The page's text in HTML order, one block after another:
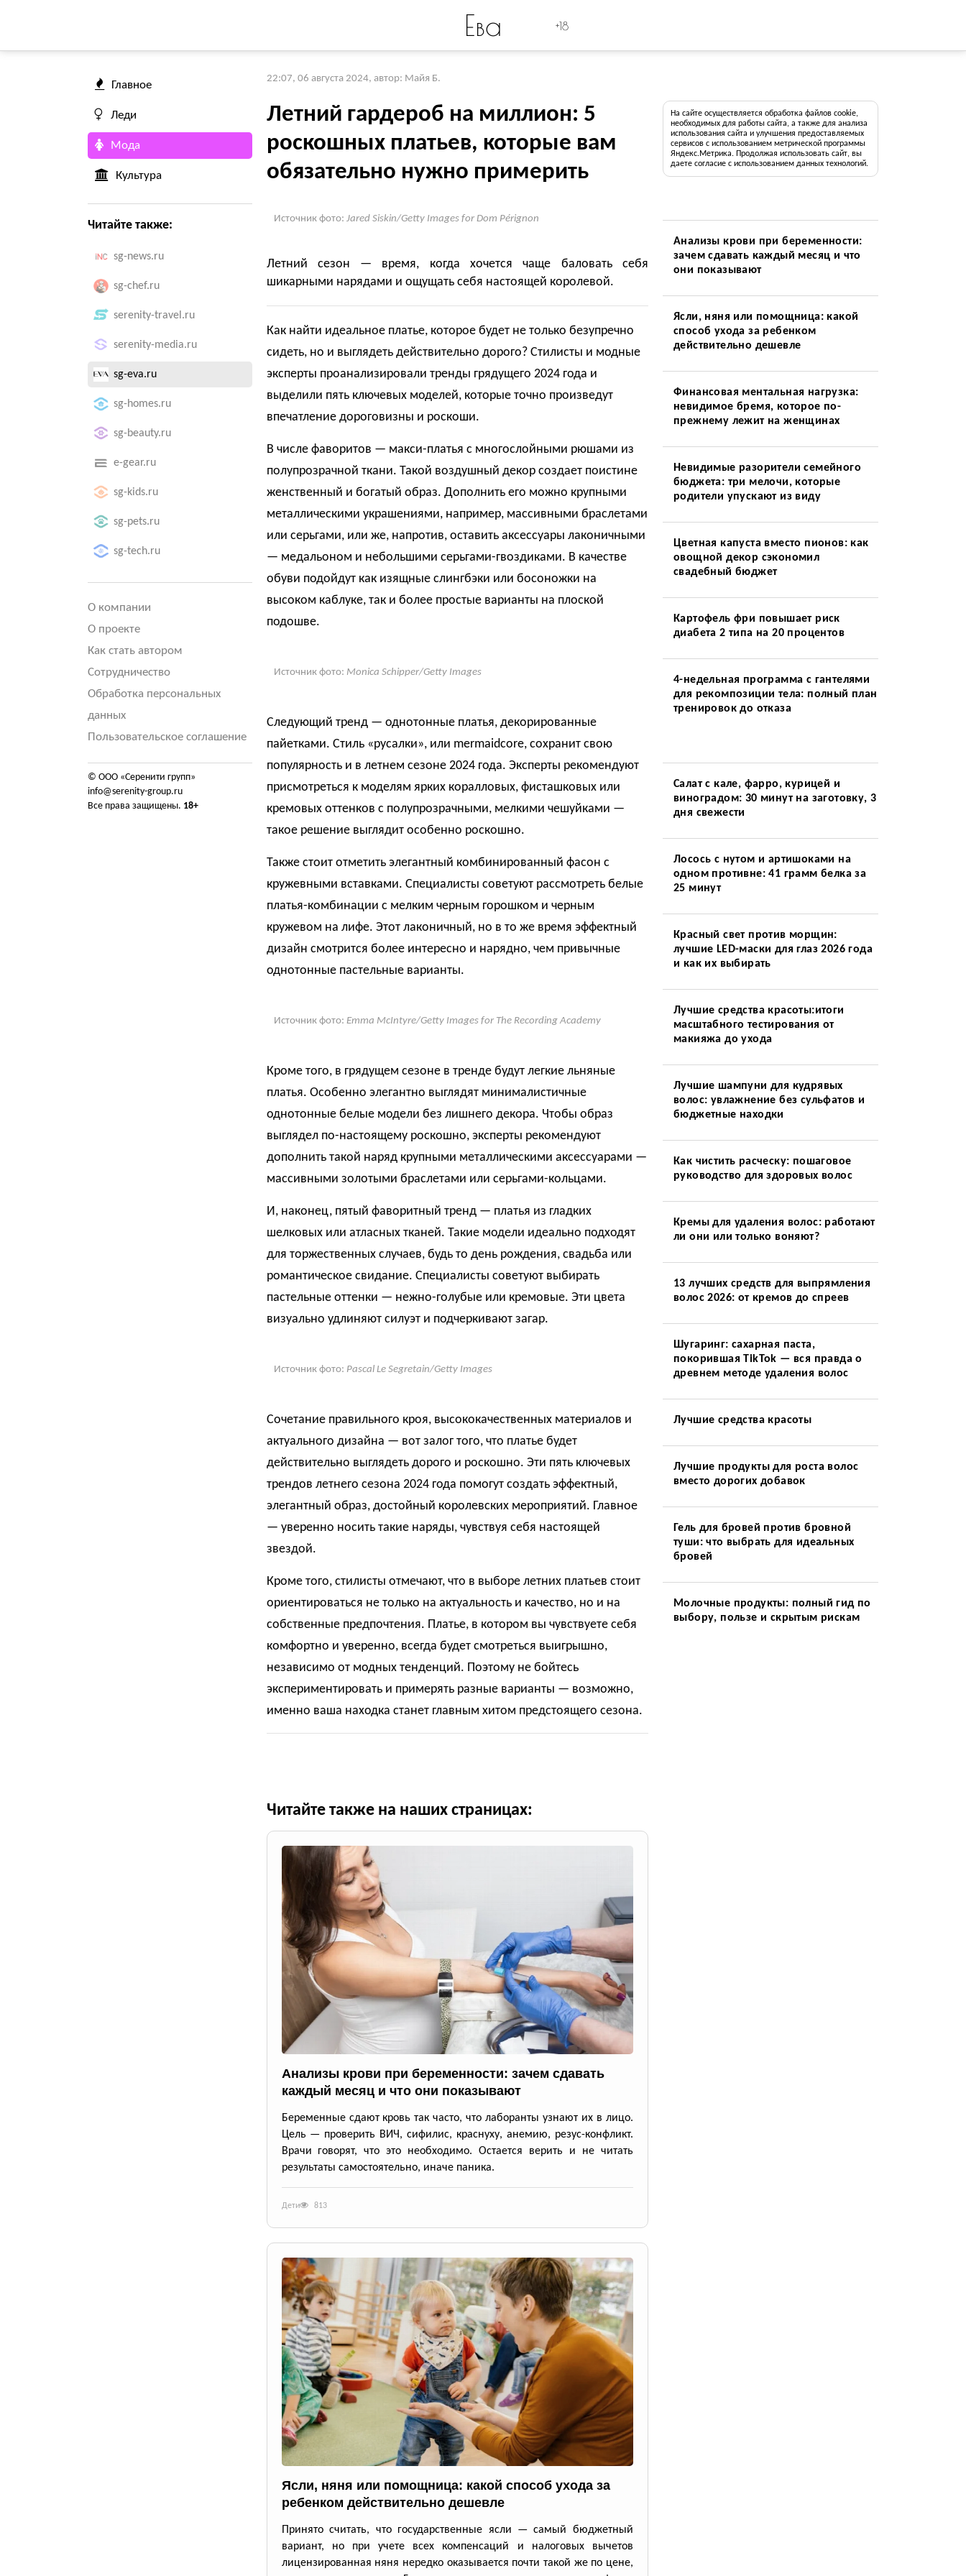
Ева +18
Главное
Леди
Мода
Культура
Читайте также:
sg-news.ru
sg-chef.ru
serenity-travel.ru
serenity-media.ru
sg-eva.ru
sg-homes.ru
sg-beauty.ru
e-gear.ru
sg-kids.ru
sg-pets.ru
sg-tech.ru
О компании
О проекте
Как стать автором
Сотрудничество
Обработка персональных
данных
Пользовательское соглашение
© ООО «Серенити групп»
info@serenity-group.ru
Все права защищены. 18+
22:07, 06 августа 2024, автор: Майя Б.
Летний гардероб на миллион: 5
роскошных платьев, которые вам
обязательно нужно примерить
Источник фото: Jared Siskin/Getty Images for Dom Pérignon
Летний сезон — время, когда хочется чаще баловать себя
шикарными нарядами и ощущать себя настоящей королевой.
Как найти идеальное платье, которое будет не только безупречно
сидеть, но и выглядеть действительно дорого? Стилисты и модные
эксперты проанализировали тренды грядущего 2024 года и
выделили пять ключевых моделей, которые точно произведут
впечатление дороговизны и роскоши.
В числе фаворитов — макси-платья с многослойными рюшами из
полупрозрачной ткани. Такой воздушный декор создает поистине
женственный и богатый образ. Дополнить его можно крупными
металлическими украшениями, например, массивными браслетами
или серьгами, или же, напротив, оставить аксессуары лаконичными
— медальоном и небольшими серьгами-гвоздиками. В качестве
обуви подойдут как изящные слингбэки или босоножки на
высоком каблуке, так и более простые варианты на плоской
подошве.
Источник фото: Monica Schipper/Getty Images
Следующий тренд — однотонные платья, декорированные
пайетками. Стиль «русалки», или mermaidcore, сохранит свою
популярность и в летнем сезоне 2024 года. Эксперты рекомендуют
присмотреться к моделям ярких коралловых, фисташковых или
кремовых оттенков с полупрозрачными, мелкими чешуйками —
такое решение выглядит особенно роскошно.
Также стоит отметить элегантный комбинированный фасон с
кружевными вставками. Специалисты советуют рассмотреть белые
платья-комбинации с мелким черным горошком и черным
кружевом на лифе. Этот лаконичный, но в то же время эффектный
дизайн смотрится более интересно и нарядно, чем привычные
однотонные пастельные варианты.
Источник фото: Emma McIntyre/Getty Images for The Recording Academy
Кроме того, в грядущем сезоне в тренде будут легкие льняные
платья. Особенно элегантно выглядят минималистичные
однотонные белые модели без лишнего декора. Чтобы образ
выглядел по-настоящему роскошно, эксперты рекомендуют
дополнить такой наряд крупными металлическими аксессуарами —
массивными золотыми браслетами или серьгами-кольцами.
И, наконец, пятый фаворитный тренд — платья из гладких
шелковых или атласных тканей. Такие модели идеально подходят
для торжественных случаев, будь то день рождения, свадьба или
романтическое свидание. Специалисты советуют выбирать
пастельные оттенки — нежно-голубые или кремовые. Эти цвета
визуально удлиняют силуэт и подчеркивают загар.
Источник фото: Pascal Le Segretain/Getty Images
Сочетание правильного кроя, высококачественных материалов и
актуального дизайна — вот залог того, что платье будет
действительно выглядеть дорого и роскошно. Эти пять ключевых
трендов летнего сезона 2024 года помогут создать эффектный,
элегантный образ, достойный королевских мероприятий. Главное
— уверенно носить такие наряды, чувствуя себя настоящей
звездой.
Кроме того, стилисты отмечают, что в выборе летних платьев стоит
ориентироваться не только на актуальность и качество, но и на
собственные предпочтения. Платье, в котором вы чувствуете себя
комфортно и уверенно, всегда будет смотреться выигрышно,
независимо от модных тенденций. Поэтому не бойтесь
экспериментировать и примерять разные варианты — возможно,
именно ваша находка станет главным хитом предстоящего сезона.
Читайте также на наших страницах:
Анализы крови при беременности: зачем сдавать
каждый месяц и что они показывают
Беременные сдают кровь так часто, что лаборанты узнают их в лицо.
Цель — проверить ВИЧ, сифилис, краснуху, анемию, резус-конфликт.
Врачи говорят, что это необходимо. Остается верить и не читать
результаты самостоятельно, иначе паника.
Дети 813
Ясли, няня или помощница: какой способ ухода за
ребенком действительно дешевле
Принято считать, что государственные ясли — самый бюджетный
вариант, но при учете всех компенсаций и налоговых вычетов
лицензированная няня нередко оказывается почти такой же по цене,
На сайте осуществляется обработка файлов cookie,
необходимых для работы сайта, а также для анализа
использования сайта и улучшения предоставляемых
сервисов с использованием метрической программы
Яндекс.Метрика. Продолжая использовать сайт, вы
даете согласие с использованием данных технологий.
Анализы крови при беременности:
зачем сдавать каждый месяц и что
они показывают
Ясли, няня или помощница: какой
способ ухода за ребенком
действительно дешевле
Финансовая ментальная нагрузка:
невидимое бремя, которое по-
прежнему лежит на женщинах
Невидимые разорители семейного
бюджета: три мелочи, которые
родители упускают из виду
Цветная капуста вместо пионов: как
овощной декор сэкономил
свадебный бюджет
Картофель фри повышает риск
диабета 2 типа на 20 процентов
4-недельная программа с гантелями
для рекомпозиции тела: полный план
тренировок до отказа
Салат с кале, фарро, курицей и
виноградом: 30 минут на заготовку, 3
дня свежести
Лосось с нутом и артишоками на
одном противне: 41 грамм белка за
25 минут
Красный свет против морщин:
лучшие LED-маски для глаз 2026 года
и как их выбирать
Лучшие средства красоты:итоги
масштабного тестирования от
макияжа до ухода
Лучшие шампуни для кудрявых
волос: увлажнение без сульфатов и
бюджетные находки
Как чистить расческу: пошаговое
руководство для здоровых волос
Кремы для удаления волос: работают
ли они или только воняют?
13 лучших средств для выпрямления
волос 2026: от кремов до спреев
Шугаринг: сахарная паста,
покорившая TikTok — вся правда о
древнем методе удаления волос
Лучшие средства красоты
Лучшие продукты для роста волос
вместо дорогих добавок
Гель для бровей против бровной
туши: что выбрать для идеальных
бровей
Молочные продукты: полный гид по
выбору, пользе и скрытым рискам